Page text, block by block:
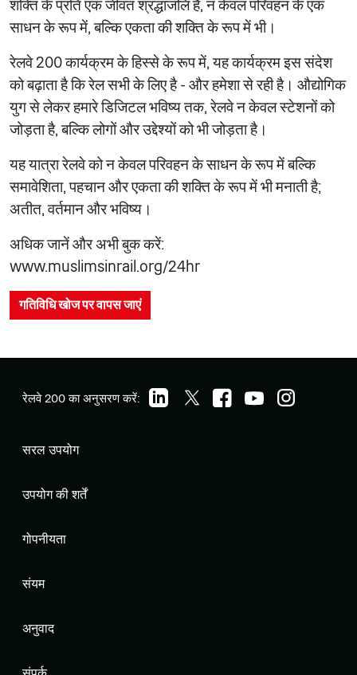
शक्ति के प्रति एक जीवंत श्रद्धांजलि है, न केवल परिवहन के एक
साधन के रूप में, बल्कि एकता की शक्ति के रूप में भी।
रेलवे 200 कार्यक्रम के हिस्से के रूप में, यह कार्यक्रम इस संदेश
को बढ़ाता है कि रेल सभी के लिए है - और हमेशा से रही है। औद्योगिक
युग से लेकर हमारे डिजिटल भविष्य तक, रेलवे न केवल स्टेशनों को
जोड़ता है, बल्कि लोगों और उद्देश्यों को भी जोड़ता है।
यह यात्रा रेलवे को न केवल परिवहन के साधन के रूप में बल्कि
समावेशिता, पहचान और एकता की शक्ति के रूप में भी मनाती है;
अतीत, वर्तमान और भविष्य।
अधिक जानें और अभी बुक करें:
www.muslimsinrail.org/24hr
गतिविधि खोज पर वापस जाएं
रेलवे 200 का अनुसरण करें:
सरल उपयोग
उपयोग की शर्तें
गोपनीयता
संयम
अनुवाद